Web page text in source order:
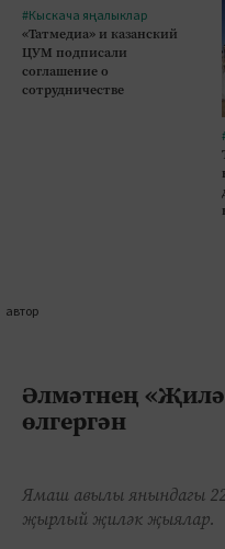
#Кыскача яңалыклар
«Татмедиа» и казанский
ЦУМ подписали
соглашение о
сотрудничестве
автор
Әлмәтнең
өлгергән
Ямаш авылы янындагы
җырлый җиләк җыялар.